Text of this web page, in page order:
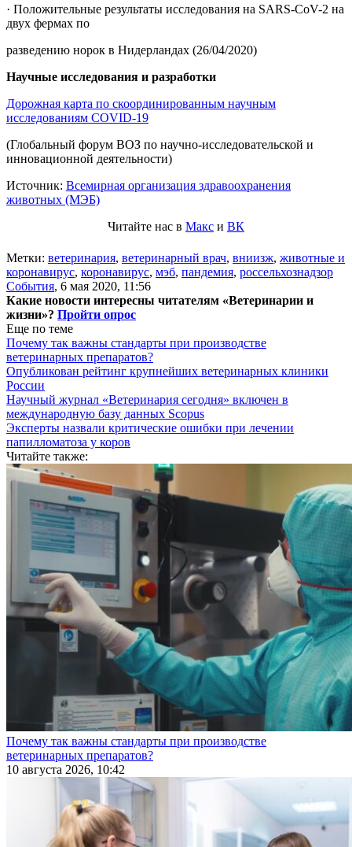
· Положительные результаты исследования на SARS-CoV-2 на
двух фермах по
разведению норок в Нидерландах (26/04/2020)
Научные исследования и разработки
Дорожная карта по скоординированным научным
исследованиям COVID-19
(Глобальный форум ВОЗ по научно-исследовательской и
инновационной деятельности)
Источник: Всемирная организация здравоохранения
животных (МЭБ)
Читайте нас в Макс и ВК
Метки: ветеринария, ветеринарный врач, вниизж, животные и
коронавирус, коронавирус, мэб, пандемия, россельхознадзор
События, 6 мая 2020, 11:56
Какие новости интересны читателям «Ветеринарии и
жизни»? Пройти опрос
Еще по теме
Почему так важны стандарты при производстве
ветеринарных препаратов?
Опубликован рейтинг крупнейших ветеринарных клиники
России
Научный журнал «Ветеринария сегодня» включен в
международную базу данных Scopus
Эксперты назвали критические ошибки при лечении
папилломатоза у коров
Читайте также:
Почему так важны стандарты при производстве
ветеринарных препаратов?
10 августа 2026, 10:42